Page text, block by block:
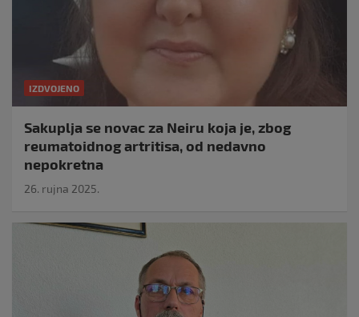
IZDVOJENO
Sakuplja se novac za Neiru koja je, zbog
reumatoidnog artritisa, od nedavno
nepokretna
26. rujna 2025.